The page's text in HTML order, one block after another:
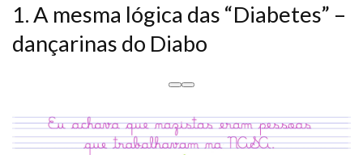
1. A mesma lógica das “Diabetes” –
dançarinas do Diabo